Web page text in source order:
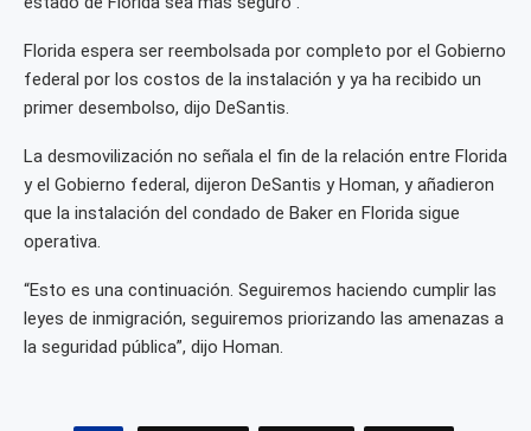
Florida espera ser reembolsada por completo por el Gobierno
federal por los costos de la instalación y ya ha recibido un
primer desembolso, dijo DeSantis.
La desmovilización no señala el fin de la relación entre Florida
y el Gobierno federal, dijeron DeSantis y Homan, y añadieron
que la instalación del condado de Baker en Florida sigue
operativa.
“Esto es una continuación. Seguiremos haciendo cumplir las
leyes de inmigración, seguiremos priorizando las amenazas a
la seguridad pública”, dijo Homan.